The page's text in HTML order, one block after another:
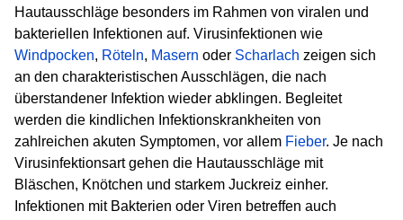
Hautausschläge besonders im Rahmen von viralen und
bakteriellen Infektionen auf. Virusinfektionen wie
Windpocken, Röteln, Masern oder Scharlach zeigen sich
an den charakteristischen Ausschlägen, die nach
überstandener Infektion wieder abklingen. Begleitet
werden die kindlichen Infektionskrankheiten von
zahlreichen akuten Symptomen, vor allem Fieber. Je nach
Virusinfektionsart gehen die Hautausschläge mit
Bläschen, Knötchen und starkem Juckreiz einher.
Infektionen mit Bakterien oder Viren betreffen auch